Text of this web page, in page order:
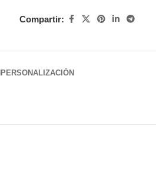
Compartir:
PERSONALIZACIÓN